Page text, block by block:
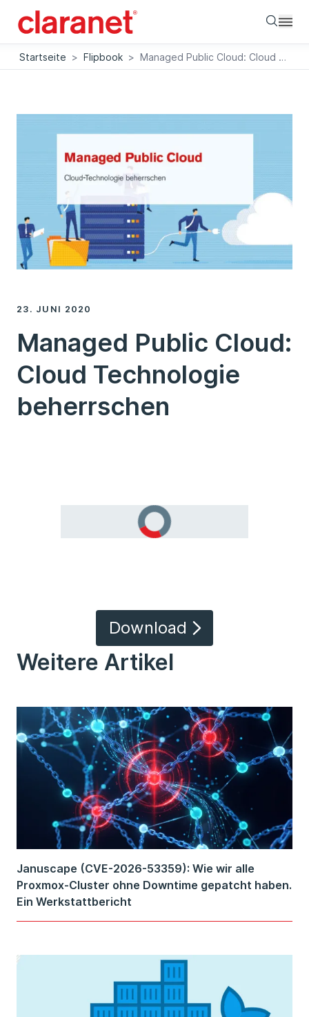
Startseite > Flipbook > Managed Public Cloud: Cloud Technologie beherrschen
23. JUNI 2020
Managed Public Cloud:
Cloud Technologie
beherrschen
Download
Weitere Artikel
Januscape (CVE-2026-53359): Wie wir alle
Proxmox-Cluster ohne Downtime gepatcht haben.
Ein Werkstattbericht